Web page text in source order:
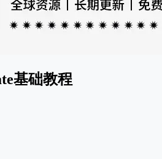
基础教程